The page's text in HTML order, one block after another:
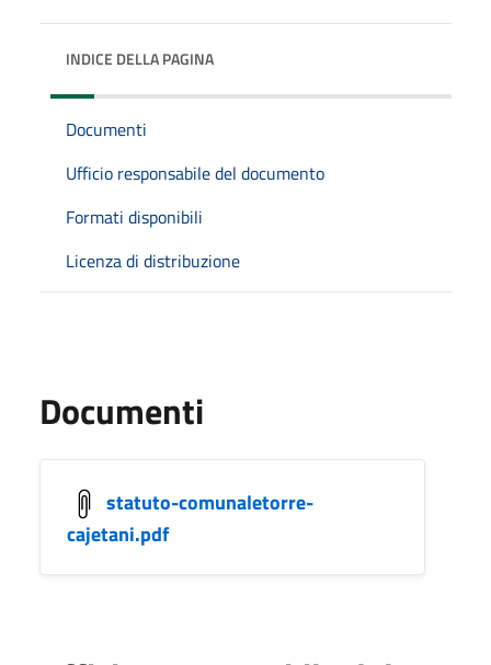
INDICE DELLA PAGINA
Documenti
Ufficio responsabile del documento
Formati disponibili
Licenza di distribuzione
Documenti
statuto-comunaletorre-
cajetani.pdf